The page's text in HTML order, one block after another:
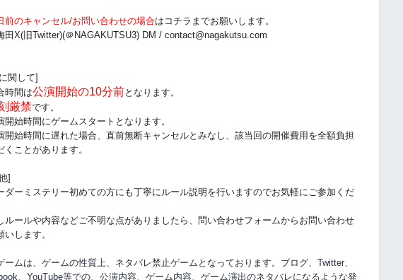
前のキャンセル/お問い合わせの場合は コチラまでお願いします。
X(旧Twitter)(＠NAGAKUTSU3) DM / contact@nagakutsu.com
関して]
時間は公演開始の10分前となります。
厳禁です。
開始時間にゲームスタートとなります。
開始時間に遅れた場合、直前無断キャンセルとみなし、該当回の開催費用を全額負担
くことがあります。
]
ダーミステリー初めての方にも丁寧にルール説明を行いますのでお気軽にご参加くだ
ルールや内容などご不明な点がありましたら、問い合わせフォームからお問い合わせ
いします。
ームは、ゲームの性質上、ネタバレ禁止ゲームとなっております。ブログ、Twitter、
、YouTube等での、 公演内容、 ゲーム内容、ゲーム演出のネタバレになるような発